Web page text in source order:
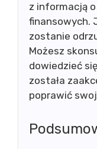
z informacją
finansowych.
zostanie
Możesz
dowiedzieć
została
poprawić